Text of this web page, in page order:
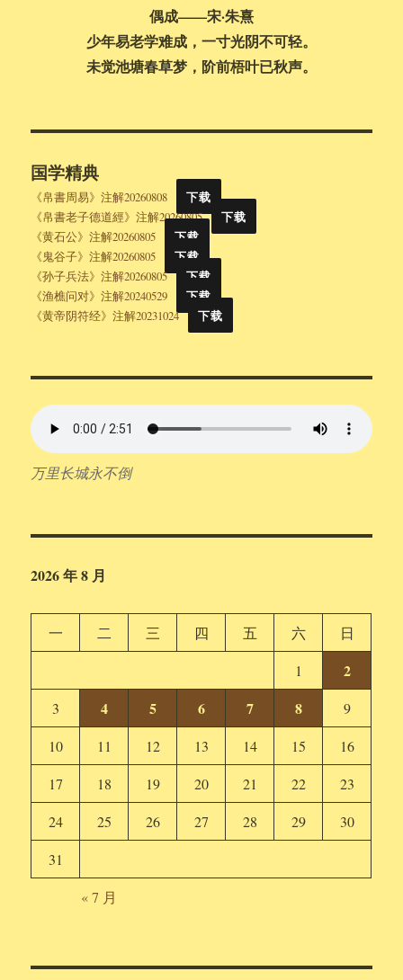
偶成——宋·朱熹
少年易老学难成，一寸光阴不可轻。
未觉池塘春草梦，阶前梧叶已秋声。
国学精典
《帛書周易》注解20260808
下载
《帛書老子德道經》注解20260805
下载
《黄石公》注解20260805
下载
《鬼谷子》注解20260805
下载
《孙子兵法》注解20260805
下载
《渔樵问对》注解20240529
下载
《黄帝阴符经》注解20231024
下载
万里长城永不倒
2026 年 8 月
一 二 三 四 五 六
日
1
2
3 4 5 6 7 8
9
10
11 12 13 14 15
16
17
18 19 20 21 22
23
24
25 26 27 28 29
30
31
« 7 月